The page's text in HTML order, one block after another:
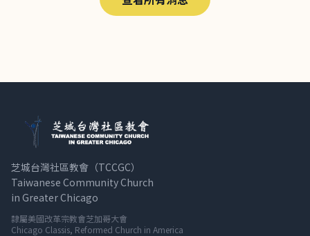
芝城台灣社區教會（TCCGC）
Taiwanese Community Church
in Greater Chicago
隸屬美國改革宗教會芝加哥大會
Chicago Classis, Reformed Church in America